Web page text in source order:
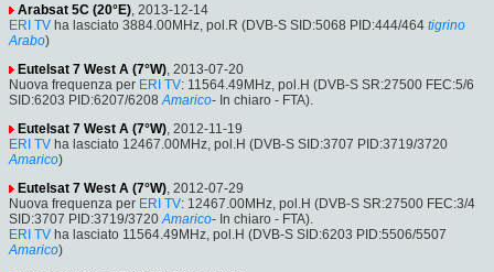
Arabsat 5C (20°E), 2013-12-14
ERI TV ha lasciato 3884.00MHz, pol.R (DVB-S SID:5068 PID:444/464 tigrino
Arabo)
Eutelsat 7 West A (7°W), 2013-07-20
Nuova frequenza per ERI TV: 11564.49MHz, pol.H (DVB-S SR:27500 FEC:5/6
SID:6203 PID:6207/6208 Amarico- In chiaro - FTA).
Eutelsat 7 West A (7°W), 2012-11-19
ERI TV ha lasciato 12467.00MHz, pol.H (DVB-S SID:3707 PID:3719/3720
Amarico)
Eutelsat 7 West A (7°W), 2012-07-29
Nuova frequenza per ERI TV: 12467.00MHz, pol.H (DVB-S SR:27500 FEC:3/4
SID:3707 PID:3719/3720 Amarico- In chiaro - FTA).
ERI TV ha lasciato 11564.49MHz, pol.H (DVB-S SID:6203 PID:5506/5507
Amarico)